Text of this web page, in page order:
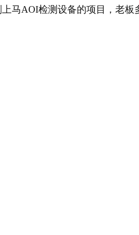
马AOI检测设备的项目，老板